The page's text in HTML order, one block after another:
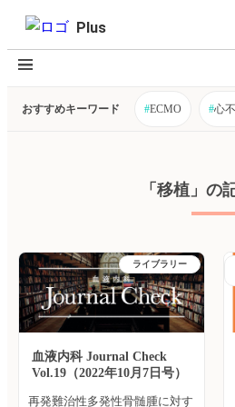
Plus
おすすめキーワード #ECMO #心
「移植」の
ライブラリー
血液内科 Journal Check
Vol.19（2022年10月7日号）
再発難治性多発性骨髄腫に対す